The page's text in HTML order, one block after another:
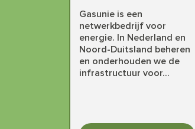
Gasunie is een
netwerkbedrijf voor
energie. In Nederland en
Noord-Duitsland beheren
en onderhouden we de
infrastructuur voor...